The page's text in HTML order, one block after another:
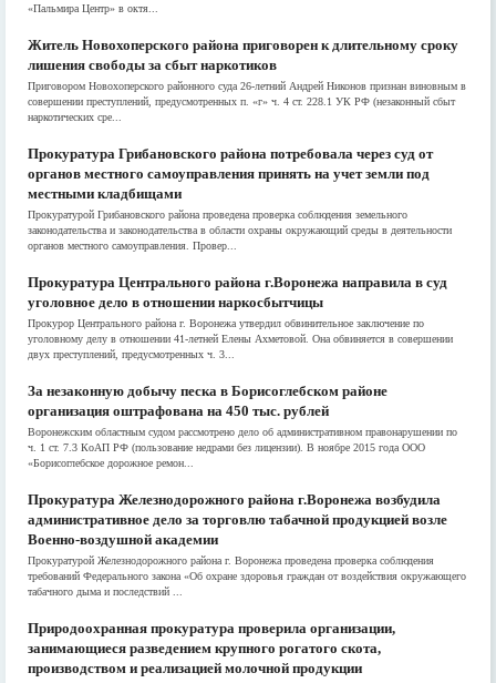
«Пальмира Центр» в октя...
Житель Новохоперского района приговорен к длительному сроку
лишения свободы за сбыт наркотиков
Приговором Новохоперского районного суда 26-летний Андрей Никонов признан виновным в
совершении преступлений, предусмотренных п. «г» ч. 4 ст. 228.1 УК РФ (незаконный сбыт
наркотических сре...
Прокуратура Грибановского района потребовала через суд от
органов местного самоуправления принять на учет земли под
местными кладбищами
Прокуратурой Грибановского района проведена проверка соблюдения земельного
законодательства и законодательства в области охраны окружающий среды в деятельности
органов местного самоуправления. Провер...
Прокуратура Центрального района г.Воронежа направила в суд
уголовное дело в отношении наркосбытчицы
Прокурор Центрального района г. Воронежа утвердил обвинительное заключение по
уголовному делу в отношении 41-летней Елены Ахметовой. Она обвиняется в совершении
двух преступлений, предусмотренных ч. 3...
За незаконную добычу песка в Борисоглебском районе
организация оштрафована на 450 тыс. рублей
Воронежским областным судом рассмотрено дело об административном правонарушении по
ч. 1 ст. 7.3 КоАП РФ (пользование недрами без лицензии). В ноябре 2015 года ООО
«Борисоглебское дорожное ремон...
Прокуратура Железнодорожного района г.Воронежа возбудила
административное дело за торговлю табачной продукцией возле
Военно-воздушной академии
Прокуратурой Железнодорожного района г. Воронежа проведена проверка соблюдения
требований Федерального закона «Об охране здоровья граждан от воздействия окружающего
табачного дыма и последствий ...
Природоохранная прокуратура проверила организации,
занимающиеся разведением крупного рогатого скота,
производством и реализацией молочной продукции